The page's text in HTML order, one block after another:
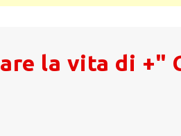
la vita di +"